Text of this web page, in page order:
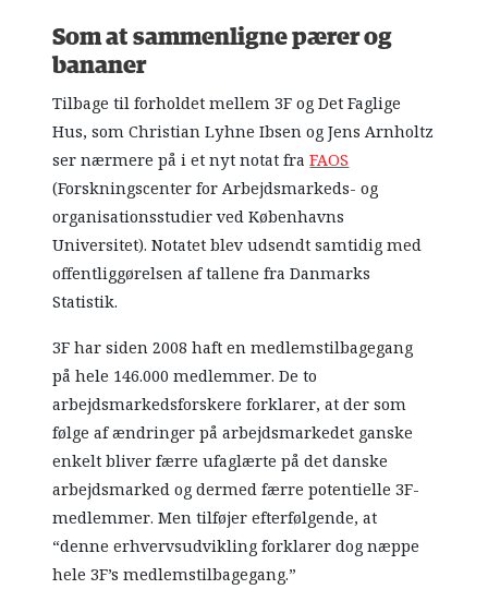
Som at sammenligne pærer og
bananer
Tilbage til forholdet mellem 3F og Det Faglige
Hus, som Christian Lyhne Ibsen og Jens Arnholtz
ser nærmere på i et nyt notat fraFAOS
(Forskningscenter for Arbejdsmarkeds- og
organisationsstudier ved Københavns
Universitet). Notatet blev udsendt samtidig med
offentliggørelsen af tallene fra Danmarks
Statistik.
3F har siden 2008 haft en medlemstilbagegang
på hele 146.000 medlemmer. De to
arbejdsmarkedsforskere forklarer, at der som
følge af ændringer på arbejdsmarkedet ganske
enkelt bliver færre ufaglærte på det danske
arbejdsmarked og dermed færre potentielle 3F-
medlemmer. Men tilføjer efterfølgende, at
“denne erhvervsudvikling forklarer dog næppe
hele 3F’s medlemstilbagegang.”